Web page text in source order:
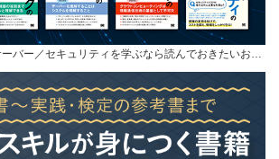
バー／セキュリティを学ぶなら読んでおきたいお…